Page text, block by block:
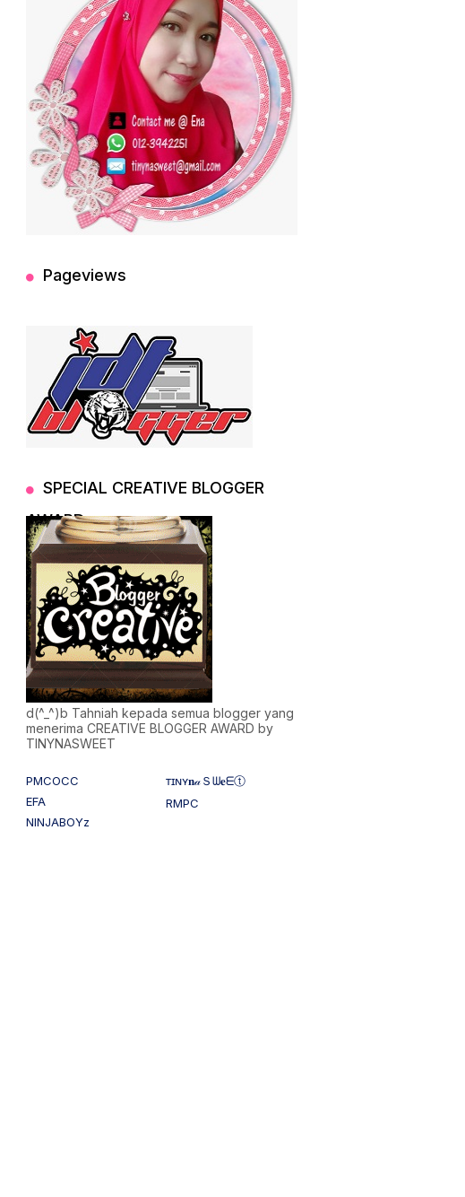
Pageviews
SPECIAL CREATIVE BLOGGER
AWARD
d(^_^)b Tahniah kepada semua blogger yang
menerima CREATIVE BLOGGER AWARD by
TINYNASWEET
PMCOCC
ᴛɪɴʏ𝐧𝒶Ｓᗯ𝐞ᗴⓣ
EFA
RMPC
NINJABOYz